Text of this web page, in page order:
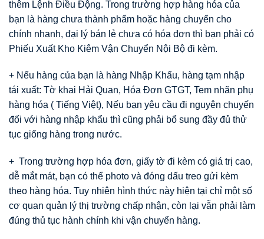
thêm Lệnh Điều Động. Trong trường hợp hàng hóa của
bạn là hàng chưa thành phẩm hoặc hàng chuyển cho
chính nhanh, đại lý bán lẻ chưa có hóa đơn thì bạn phải có
Phiếu Xuất Kho Kiêm Vận Chuyển Nội Bộ đi kèm.
+ Nếu hàng của bạn là hàng Nhập Khẩu, hàng tạm nhập
tái xuất: Tờ khai Hải Quan, Hóa Đơn GTGT, Tem nhãn phụ
hàng hóa ( Tiếng Việt), Nếu bạn yêu cầu đi nguyên chuyến
đối với hàng nhập khẩu thì cũng phải bổ sung đầy đủ thử
tục giống hàng trong nước.
+ Trong trường hợp hóa đơn, giấy tờ đi kèm có giá trị cao,
dễ mắt mát, bạn có thể photo và đóng dấu treo gửi kèm
theo hàng hóa. Tuy nhiên hình thức này hiện tại chỉ một số
cơ quan quản lý thị trường chấp nhận, còn lại vẫn phải làm
đúng thủ tục hành chính khi vận chuyển hàng.